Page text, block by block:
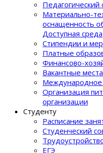
Педагогический
Материально-
оснащенность
Доступная среда
Стипендии и
Платные
Финансово-
Вакантные
Международное
Организация
организации
Студенту
Расписание
Студенческий
ЕГЭ